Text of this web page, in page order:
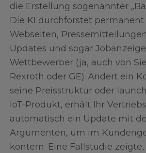
die Erstellung sogenannter
Die KI durchforstet permanent
Webseiten,
Updates und sogar
Wettbewerber (ja, auch von
Rexroth oder GE). Ändert ein
seine Preisstruktur oder
IoT-Produkt, erhält Ihr
automatisch ein Update mit
Argumenten, um im
kontern. Eine Fallstudie zeigte,